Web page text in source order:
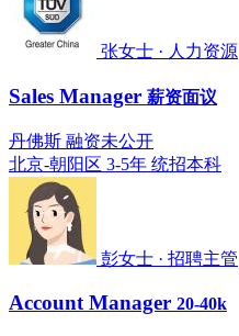
张女士 · 人力资源
Sales Manager 薪资面议
丹佛斯 融资未公开
北京-朝阳区 3-5年 统招本科
彭女士 · 招聘主管
Account Manager 20-40k